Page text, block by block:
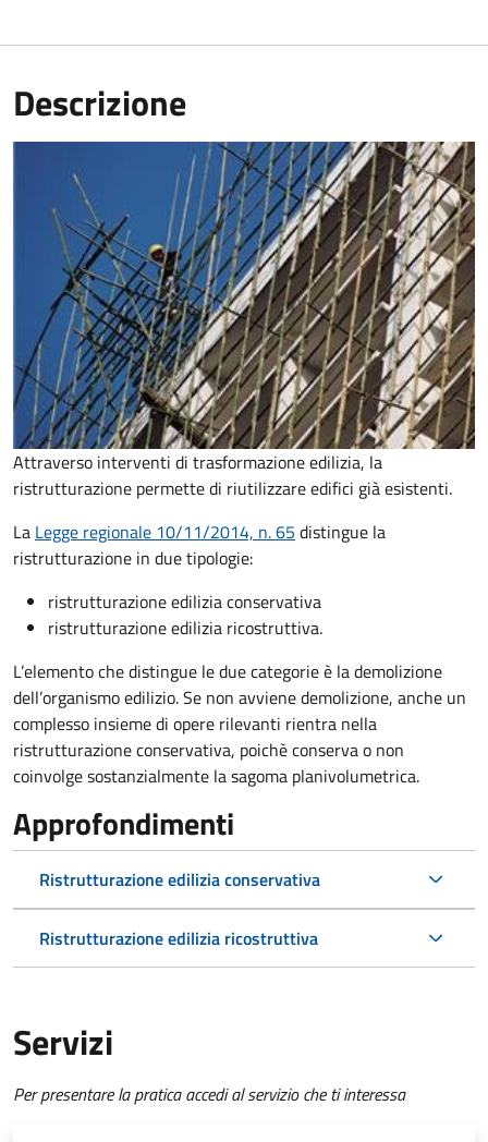
Descrizione
Attraverso interventi di trasformazione edilizia, la
ristrutturazione permette di riutilizzare edifici già esistenti.
La Legge regionale 10/11/2014, n. 65 distingue la
ristrutturazione in due tipologie:
ristrutturazione edilizia conservativa
ristrutturazione edilizia ricostruttiva.
L’elemento che distingue le due categorie è la demolizione
dell’organismo edilizio. Se non avviene demolizione, anche un
complesso insieme di opere rilevanti rientra nella
ristrutturazione conservativa, poichè conserva o non
coinvolge sostanzialmente la sagoma planivolumetrica.
Approfondimenti
Ristrutturazione edilizia conservativa
Ristrutturazione edilizia ricostruttiva
Servizi
Per presentare la pratica accedi al servizio che ti interessa